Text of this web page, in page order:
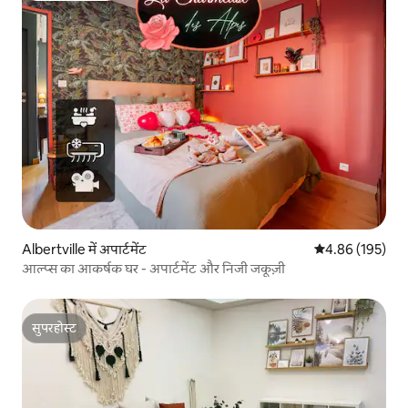
Albertville में अपार्टमेंट औसत रेटिंग 5 में से
4.86 (195)
आल्प्स का आकर्षक घर - अपार्टमेंट और निजी जकूज़ी
सुपरहोस्ट
सुपरहोस्ट